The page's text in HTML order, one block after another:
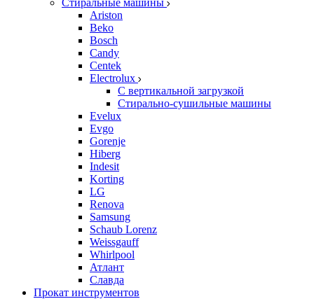
Стиральные машины
Ariston
Beko
Bosch
Candy
Centek
Electrolux
С вертикальной загрузкой
Стирально-сушильные машины
Evelux
Evgo
Gorenje
Hiberg
Indesit
Korting
LG
Renova
Samsung
Schaub Lorenz
Weissgauff
Whirlpool
Атлант
Славда
Прокат инструментов